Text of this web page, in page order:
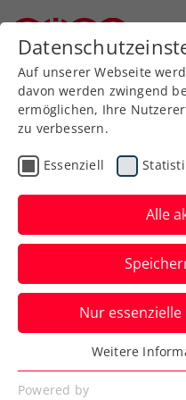
Zurück zur
Verbands-Info
Weiterer
launcht
Seit dem 22. März
Anwendung bei
Store gratis
Verfasst von: Manuel
Auf unserer Webseite
davon werden zwingend
ermöglichen, Ihre
zu verbessern.
Essenziell
Alle
Nur
Essenziell
Essenzielle Cookies
Weitere
Powered by